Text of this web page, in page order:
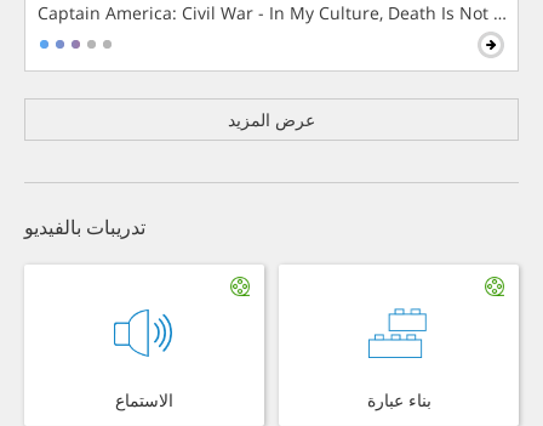
Captain America: Civil War - In My Culture, Death Is Not The
عرض المزيد
تدريبات بالفيديو
الاستماع بناء عبارة